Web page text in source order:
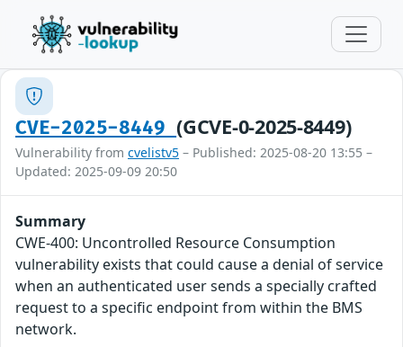
CVE-2025-8449(GCVE-0-2025-8449)
Vulnerability from cvelistv5 – Published: 2025-08-20 13:55 –
Updated: 2025-09-09 20:50
Summary
CWE-400: Uncontrolled Resource Consumption
vulnerability exists that could cause a denial of service
when an authenticated user sends a specially crafted
request to a specific endpoint from within the BMS
network.